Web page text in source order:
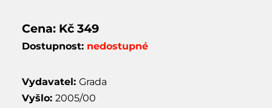
Cena: Kč 349
Dostupnost: nedostupné
Vydavatel: Grada
Vyšlo: 2005/00